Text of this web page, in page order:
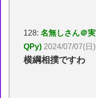
128:名無しさん＠
QPy) 2024/07/07(日
横綱相撲ですわ